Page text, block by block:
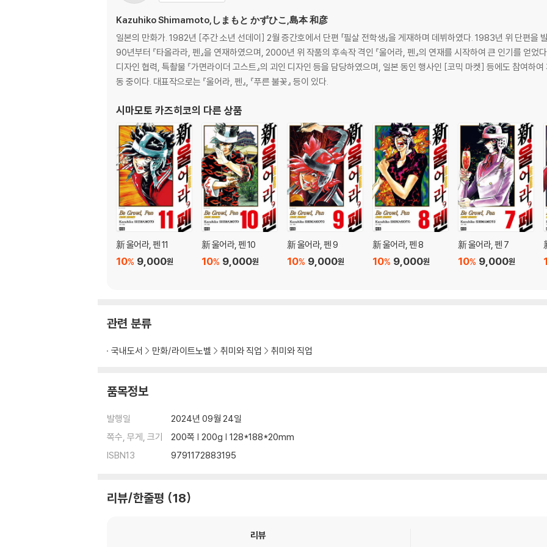
Kazuhiko Shimamoto,しまもと かずひこ,島本 和彦
일본의 만화가. 1982년 [주간 소년 선데이] 2월 증간호에서 단편 「필살 전학생」을 게재하며 데뷔하였다. 1983년 위 단편을
90년부터 『타올라라, 펜』을 연재하였으며, 2000년 위 작품의 후속작 격인 『울어라, 펜』의 연재를 시작하여 큰 인기를 얻었
디자인 협력, 특촬물 『가면라이더 고스트』의 괴인 디자인 등을 담당하였으며, 일본 동인 행사인 [코믹 마켓] 등에도 참여하
동 중이다. 대표작으로는 『울어라, 펜』, 『푸른 불꽃』 등이 있다.
시마모토 카즈히코의 다른 상품
新 울어라, 펜 11
9,000원
10%
新 울어라, 펜 10
9,000원
10%
新 울어라, 펜 9
9,000원
10%
新 울어라, 펜 8
9,000원
10%
新 울어라, 펜 7
9,000원
10%
관련 분류
국내도서 만화/라이트노벨 취미와 직업 취미와 직업
품목정보
발행일
2024년 09월 24일
쪽수, 무게, 크기
200쪽 | 200g | 128*188*20mm
ISBN13
9791172883195
리뷰/한줄평 18
리뷰